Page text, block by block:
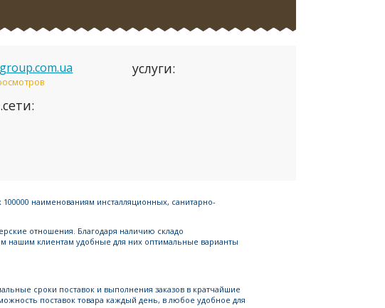
услуги:
наименованиям инсталляционных, санитарно-
отношения. Благодаря наличию складо
клиентам удобные для них оптимальные варианты
сроки поставок и выполнения заказов в кратчайшие
поставок товара каждый день, в любое удобное для